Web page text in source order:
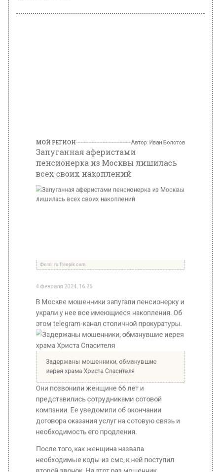
В Москве мошенники запугали пенсионерку и
украли у нее все имеющиеся накопления. Об
этом telegram-канал столичной прокуратуры.
Задержаны мошенники, обманувшие
иерея храма Христа Спасителя
Они позвонили женщине 66 лет и
представились сотрудниками сотовой
компании. Ее уведомили об окончании
договора оказания услуг на сотовую связь и
необходимость его продления.
После того, как женщина назвала
необходимые коды из смс, к ней поступил
второй звонок. На этот раз мошенник